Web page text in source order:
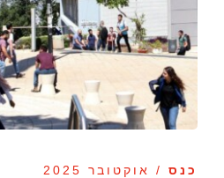
כנס / אוקטובר 2025